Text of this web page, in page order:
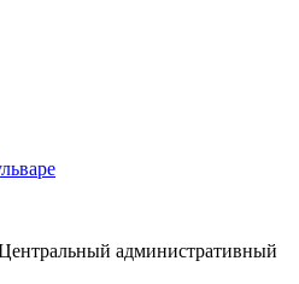
административный